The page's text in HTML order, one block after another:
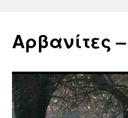
περιεχόμενο
Αρβανίτες